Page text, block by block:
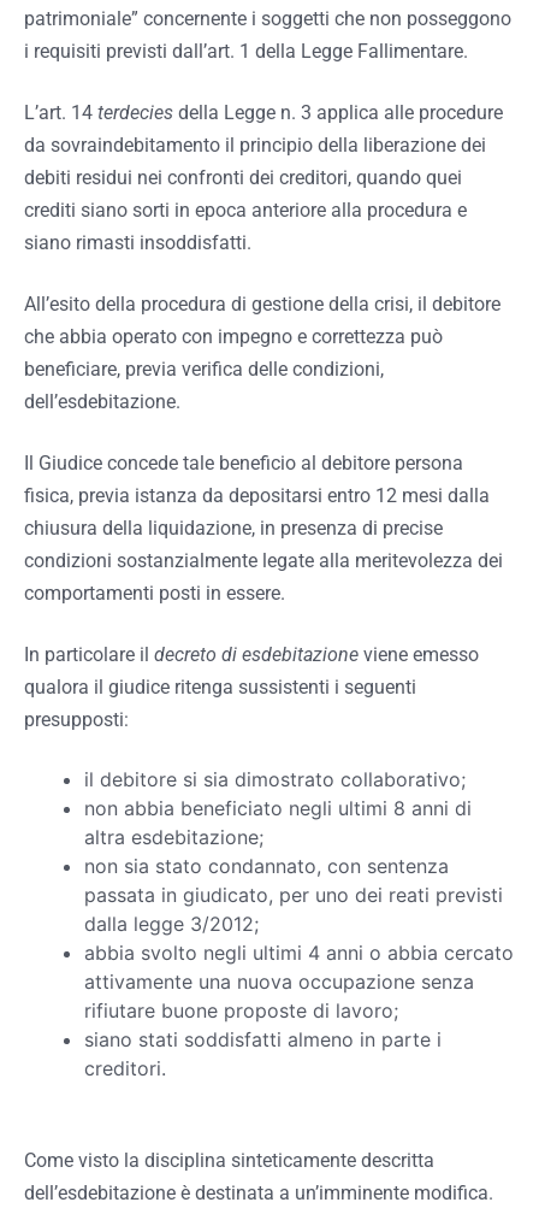
patrimoniale” concernente i soggetti che non posseggono
i requisiti previsti dall’art. 1 della Legge Fallimentare.
L’art. 14 terdecies della Legge n. 3 applica alle procedure
da sovraindebitamento il principio della liberazione dei
debiti residui nei confronti dei creditori, quando quei
crediti siano sorti in epoca anteriore alla procedura e
siano rimasti insoddisfatti.
All’esito della procedura di gestione della crisi, il debitore
che abbia operato con impegno e correttezza può
beneficiare, previa verifica delle condizioni,
dell’esdebitazione.
Il Giudice concede tale beneficio al debitore persona
fisica, previa istanza da depositarsi entro 12 mesi dalla
chiusura della liquidazione, in presenza di precise
condizioni sostanzialmente legate alla meritevolezza dei
comportamenti posti in essere.
In particolare il decreto di esdebitazione viene emesso
qualora il giudice ritenga sussistenti i seguenti
presupposti:
il debitore si sia dimostrato collaborativo;
non abbia beneficiato negli ultimi 8 anni di
altra esdebitazione;
non sia stato condannato, con sentenza
passata in giudicato, per uno dei reati previsti
dalla legge 3/2012;
abbia svolto negli ultimi 4 anni o abbia cercato
attivamente una nuova occupazione senza
rifiutare buone proposte di lavoro;
siano stati soddisfatti almeno in parte i
creditori.
Come visto la disciplina sinteticamente descritta
dell’esdebitazione è destinata a un’imminente modifica.